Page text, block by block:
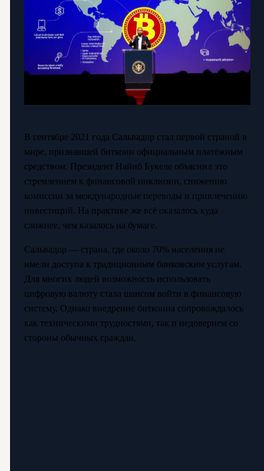
В сентябре 2021 года Сальвадор стал первой страной в
мире, признавшей биткоин официальным платёжным
средством. Президент Найиб Букеле объяснил это
стремлением к финансовой инклюзии, снижению
комиссии за международные переводы и привлечению
инвестиций. На практике же всё оказалось куда
сложнее, чем казалось на бумаге.
Сальвадор — страна, где около 70% населения не
имели доступа к традиционным банковским услугам.
Для многих людей возможность использовать
цифровую валюту стала шансом войти в финансовую
систему. Однако внедрение биткоина сопровождалось
как техническими трудностями, так и недоверием со
стороны обычных граждан.